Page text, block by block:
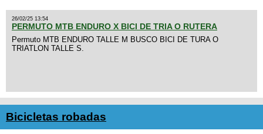
26/02/25 13:54
PERMUTO MTB ENDURO X BICI DE TRIA O RUTERA
Permuto MTB ENDURO TALLE M BUSCO BICI DE TURA O
TRIATLON TALLE S.
Bicicletas robadas